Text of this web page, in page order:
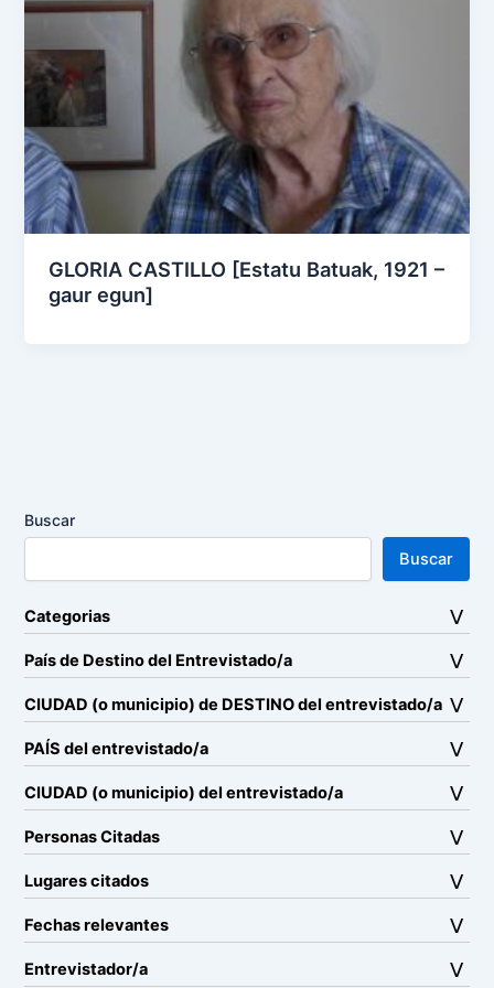
GLORIA CASTILLO [Estatu Batuak, 1921 –
gaur egun]
Buscar
Buscar
Categorias
País de Destino del Entrevistado/a
CIUDAD (o municipio) de DESTINO del entrevistado/a
PAÍS del entrevistado/a
CIUDAD (o municipio) del entrevistado/a
Personas Citadas
Lugares citados
Fechas relevantes
Entrevistador/a